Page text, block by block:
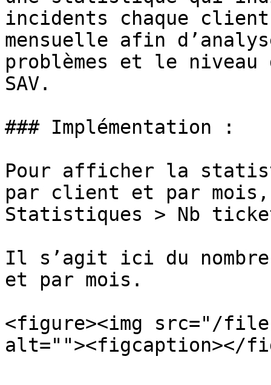
incidents chaque
mensuelle afin
problèmes et le
SAV.
### Implémentation :
Pour afficher la
par client et par mois,
Statistiques > Nb
Il s’agit ici du
et par mois.
<figure><img src="/
alt=""><figcaption></